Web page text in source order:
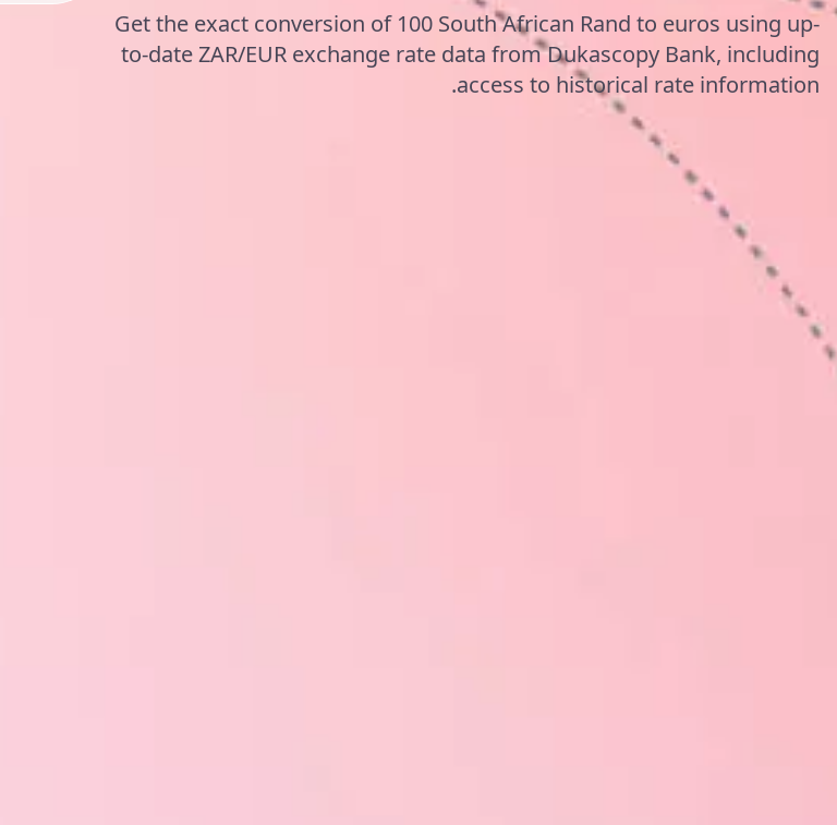
Get the exact conversion of 100 South African Rand to euros using up-
to-date ZAR/EUR exchange rate data from Dukascopy Bank, including
access to historical rate information.